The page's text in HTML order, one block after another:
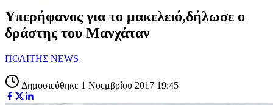
Υπερήφανος για το μακελειό,δήλωσε ο
δράστης του Μανχάταν
ΠΟΛΙΤΗΣ NEWS
Δημοσιεύθηκε 1 Νοεμβρίου 2017 19:45